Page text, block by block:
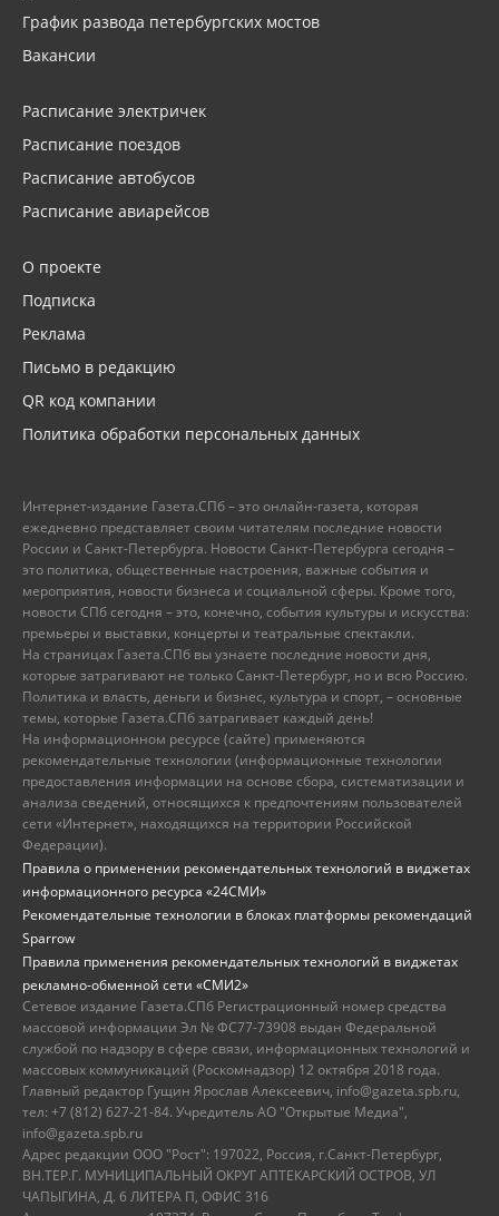
График развода петербургских мостов
Вакансии
Расписание электричек
Расписание поездов
Расписание автобусов
Расписание авиарейсов
О проекте
Подписка
Реклама
Письмо в редакцию
QR код компании
Политика обработки персональных данных
Интернет-издание Газета.СПб – это онлайн-газета, которая
ежедневно представляет своим читателям последние новости
России и Санкт-Петербурга. Новости Санкт-Петербурга сегодня –
это политика, общественные настроения, важные события и
мероприятия, новости бизнеса и социальной сферы. Кроме того,
новости СПб сегодня – это, конечно, события культуры и искусства:
премьеры и выставки, концерты и театральные спектакли.
На страницах Газета.СПб вы узнаете последние новости дня,
которые затрагивают не только Санкт-Петербург, но и всю Россию.
Политика и власть, деньги и бизнес, культура и спорт, – основные
темы, которые Газета.СПб затрагивает каждый день!
На информационном ресурсе (сайте) применяются
рекомендательные технологии (информационные технологии
предоставления информации на основе сбора, систематизации и
анализа сведений, относящихся к предпочтениям пользователей
сети «Интернет», находящихся на территории Российской
Федерации).
Правила о применении рекомендательных технологий в виджетах
информационного ресурса «24СМИ»
Рекомендательные технологии в блоках платформы рекомендаций
Sparrow
Правила применения рекомендательных технологий в виджетах
рекламно-обменной сети «СМИ2»
Сетевое издание Газета.СПб Регистрационный номер средства
массовой информации Эл № ФС77-73908 выдан Федеральной
службой по надзору в сфере связи, информационных технологий и
массовых коммуникаций (Роскомнадзор) 12 октября 2018 года.
Главный редактор Гущин Ярослав Алексеевич, info@gazeta.spb.ru,
тел: +7 (812) 627-21-84. Учредитель АО "Открытые Медиа",
info@gazeta.spb.ru
Адрес редакции ООО "Рост": 197022, Россия, г.Санкт-Петербург,
ВН.ТЕР.Г. МУНИЦИПАЛЬНЫЙ ОКРУГ АПТЕКАРСКИЙ ОСТРОВ, УЛ
ЧАПЫГИНА, Д. 6 ЛИТЕРА П, ОФИС 316